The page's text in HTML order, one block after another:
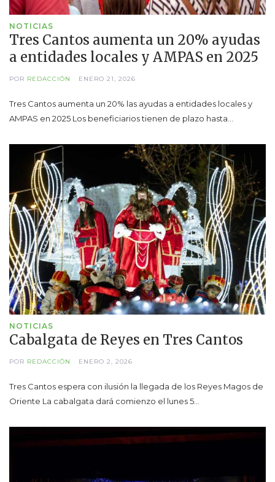
NOTICIAS
Tres Cantos aumenta un 20% ayudas
a entidades locales y AMPAS en 2025
POR REDACCIÓN ENERO 21, 2026
Tres Cantos aumenta un 20% las ayudas a entidades locales y
AMPAS en 2025 Los beneficiarios tienen de plazo hasta…
NOTICIAS
Cabalgata de Reyes en Tres Cantos
POR REDACCIÓN ENERO 2, 2026
Tres Cantos espera con ilusión la llegada de los Reyes Magos de
Oriente La cabalgata dará comienzo el lunes 5…